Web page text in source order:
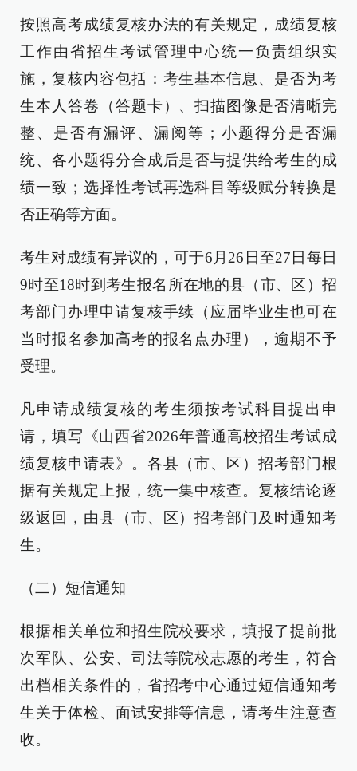
按照高考成绩复核办法的有关规定，成绩复核
工作由省招生考试管理中心统一负责组织实
施，复核内容包括：考生基本信息、是否为考
生本人答卷（答题卡）、扫描图像是否清晰完
整、是否有漏评、漏阅等；小题得分是否漏
统、各小题得分合成后是否与提供给考生的成
绩一致；选择性考试再选科目等级赋分转换是
否正确等方面。
考生对成绩有异议的，可于6月26日至27日每日
9时至18时到考生报名所在地的县（市、区）招
考部门办理申请复核手续（应届毕业生也可在
当时报名参加高考的报名点办理），逾期不予
受理。
凡申请成绩复核的考生须按考试科目提出申
请，填写《山西省2026年普通高校招生考试成
绩复核申请表》。各县（市、区）招考部门根
据有关规定上报，统一集中核查。复核结论逐
级返回，由县（市、区）招考部门及时通知考
生。
（二）短信通知
根据相关单位和招生院校要求，填报了提前批
次军队、公安、司法等院校志愿的考生，符合
出档相关条件的，省招考中心通过短信通知考
生关于体检、面试安排等信息，请考生注意查
收。